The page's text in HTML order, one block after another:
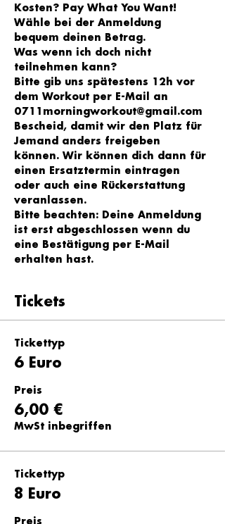
Kosten? Pay What You Want!
Wähle bei der Anmeldung
bequem deinen Betrag.
Was wenn ich doch nicht
teilnehmen kann?
Bitte gib uns spätestens 12h vor
dem Workout per E-Mail an
0711morningworkout@gmail.com
Bescheid, damit wir den Platz für
Jemand anders freigeben
können. Wir können dich dann für
einen Ersatztermin eintragen
oder auch eine Rückerstattung
veranlassen.
Bitte beachten: Deine Anmeldung
ist erst abgeschlossen wenn du
eine Bestätigung per E-Mail
erhalten hast.
Tickets
Tickettyp
6 Euro
Preis
6,00 €
MwSt inbegriffen
Tickettyp
8 Euro